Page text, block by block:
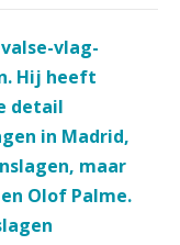
vlag-
Hij heeft
detail
in Madrid,
maar
Olof Palme.